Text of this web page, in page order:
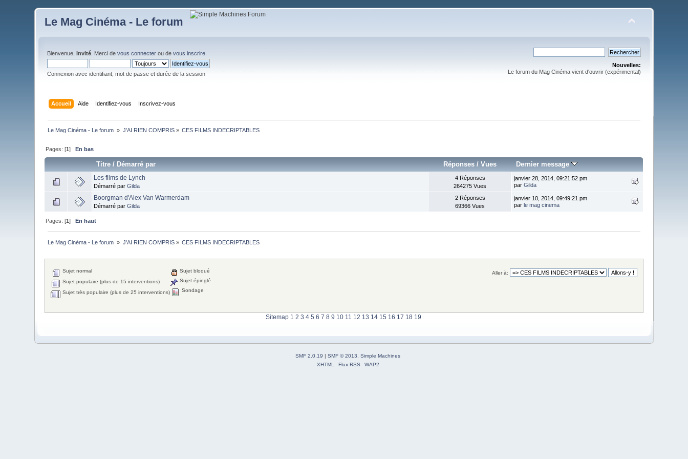
Le Mag Cinéma - Le forum
Bienvenue,Invité . Merci devous connecter ou devous inscrire
Connexion avec identifiant, mot de passe et durée de la session
Nouvelles:
Le forum du Mag Cinéma vient d'ouvrir (expérimental)
Accueil Aide Identifiez-vous Inscrivez-vous
Le Mag Cinéma - Le forum » J'AI RIEN COMPRIS» CES FILMS INDECRIPTABLES
Pages: [1]En bas
Titre /Démarré par Réponses/ Vues Dernier message
Les films de Lynch
Démarré parGilda
4 Réponses
264275 Vues
janvier 28, 2014, 09:21:52 pm
parGilda
Boorgman d'Alex Van Warmerdam
Démarré parGilda
2 Réponses
69366 Vues
janvier 10, 2014, 09:49:21 pm
parle mag cinema
Pages: [1]En haut
Le Mag Cinéma - Le forum » J'AI RIEN COMPRIS» CES FILMS INDECRIPTABLES
Aller à:
Sujet normal
Sujet populaire (plus de 15 interventions)
Sujet très populaire (plus de 25 interventions)
Sujet bloqué
Sujet épinglé
Sondage
Sitemap 1 2 3 4 5 6 7 8 9 10 11 12 13 14 15 16 17 18 19
SMF 2.0.19 | SMF © 2013, Simple Machines
XHTML
Flux RSS WAP2